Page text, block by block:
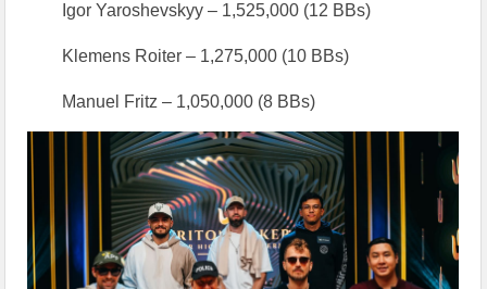
Igor Yaroshevskyy – 1,525,000 (12 BBs)
Klemens Roiter – 1,275,000 (10 BBs)
Manuel Fritz – 1,050,000 (8 BBs)